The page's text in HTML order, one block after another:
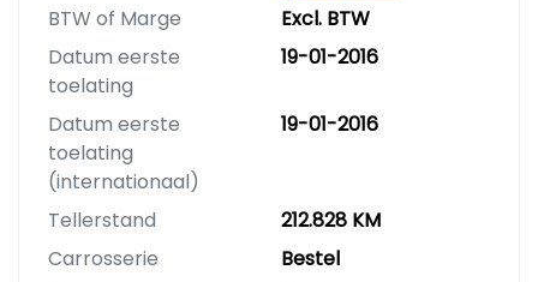
BTW of Marge
Excl. BTW
Datum eerste
toelating
19-01-2016
Datum eerste
toelating
(internationaal)
19-01-2016
Tellerstand
212.828 KM
Carrosserie
Bestel